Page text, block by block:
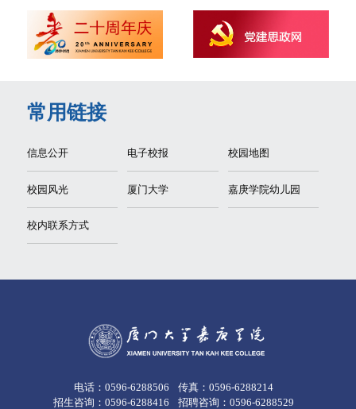
常用链接
信息公开 电子校报 校园地图
校园风光 厦门大学 嘉庚学院幼儿园
校内联系方式
电话：0596-6288506
传真：0596-6288214
招生咨询：0596-6288416
招聘咨询：0596-6288529